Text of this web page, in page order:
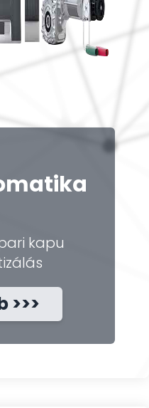
kapu
>>>